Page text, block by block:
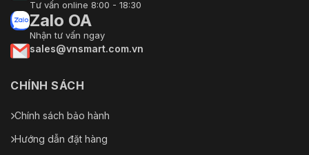
Tư vấn online 8:00 - 18:30
Zalo OA
Nhận tư vấn ngay
sales@vnsmart.com.vn
CHÍNH SÁCH
Chính sách bảo hành
Hướng dẫn đặt hàng